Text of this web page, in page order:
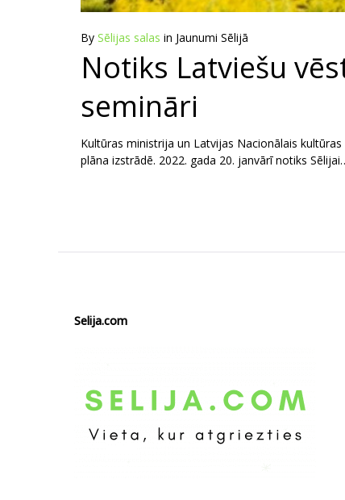
By Sēlijas salas in Jaunumi Sēlijā
Notiks Latviešu
semināri
Kultūras ministrija un Latvijas Nacionālais
plāna izstrādē. 2022. gada 20. janvārī notiks
Selija.com